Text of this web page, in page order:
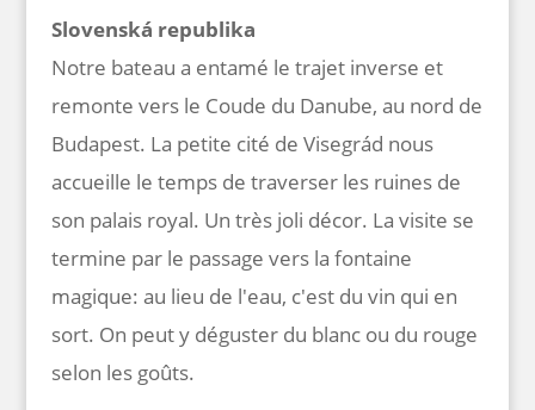
Slovenská republika
Notre bateau a entamé le trajet inverse et
remonte vers le Coude du Danube, au nord de
Budapest. La petite cité de Visegrád nous
accueille le temps de traverser les ruines de
son palais royal. Un très joli décor. La visite se
termine par le passage vers la fontaine
magique: au lieu de l'eau, c'est du vin qui en
sort. On peut y déguster du blanc ou du rouge
selon les goûts.